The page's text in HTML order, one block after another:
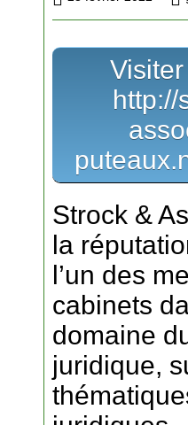
http://
Strock &
la
l’un des
cabinets
domaine
juridique,